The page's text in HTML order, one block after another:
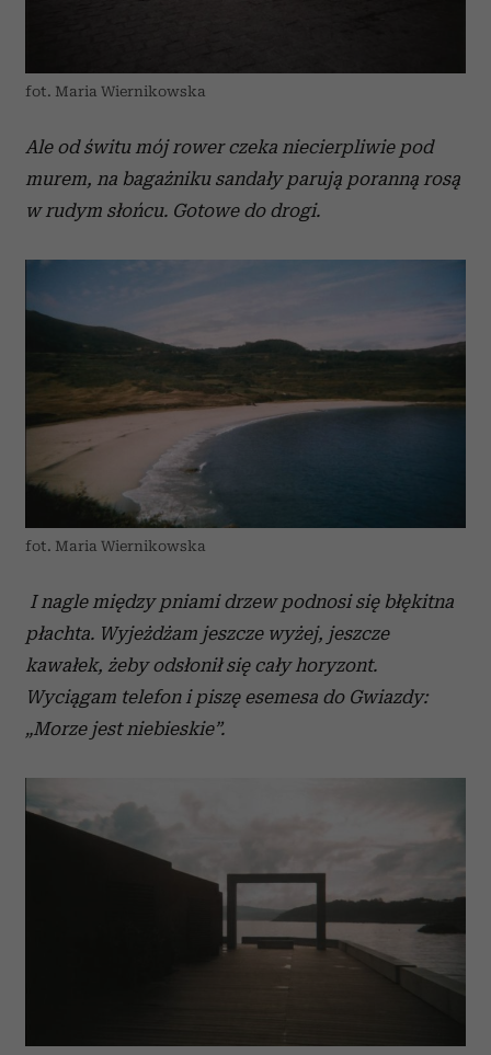
fot. Maria Wiernikowska
Ale od świtu mój rower czeka niecierpliwie pod
murem, na bagażniku sandały parują poranną rosą
w rudym słońcu. Gotowe do drogi.
fot. Maria Wiernikowska
I nagle między pniami drzew podnosi się błękitna
płachta. Wyjeżdżam jeszcze wyżej, jeszcze
kawałek, żeby odsłonił się cały horyzont.
Wyciągam telefon i piszę esemesa do Gwiazdy:
„Morze jest niebieskie”.